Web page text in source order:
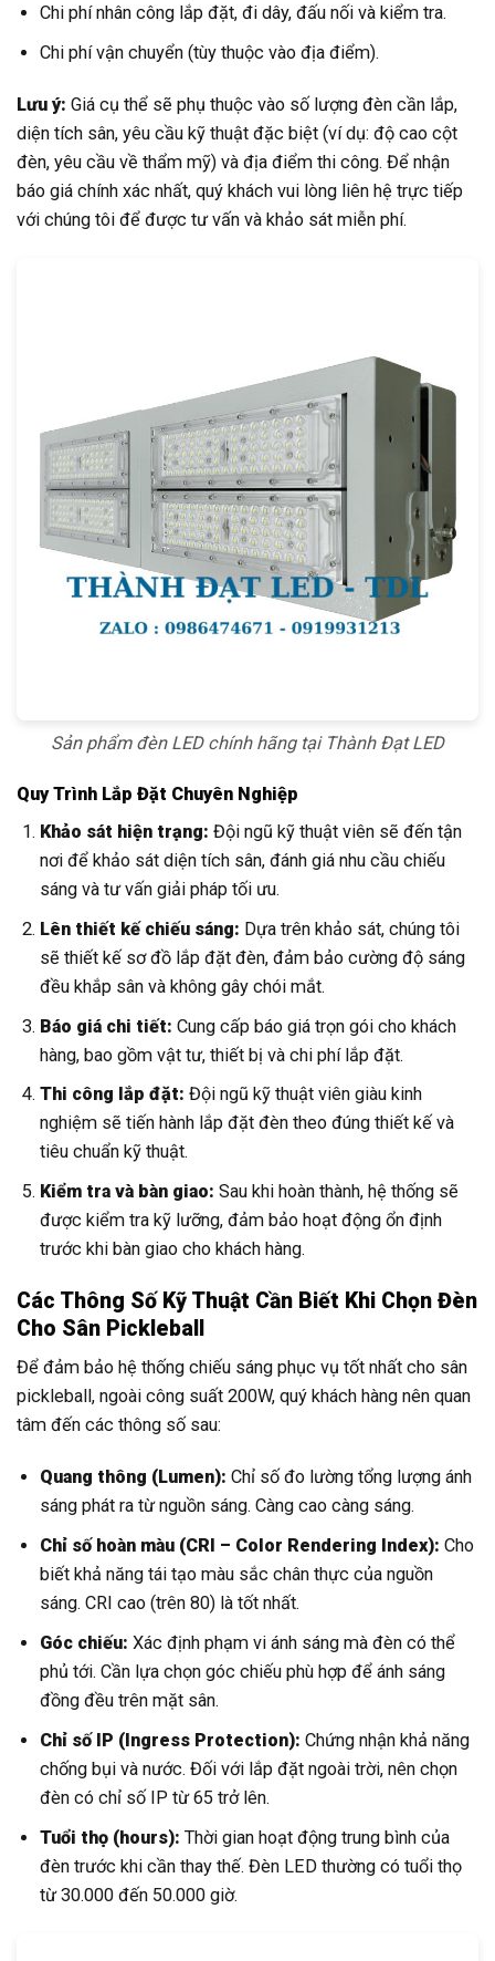
Chi phí nhân công lắp đặt, đi dây, đấu nối và kiểm tra.
Chi phí vận chuyển (tùy thuộc vào địa điểm).
Lưu ý: Giá cụ thể sẽ phụ thuộc vào số lượng đèn cần lắp,
diện tích sân, yêu cầu kỹ thuật đặc biệt (ví dụ: độ cao cột
đèn, yêu cầu về thẩm mỹ) và địa điểm thi công. Để nhận
báo giá chính xác nhất, quý khách vui lòng liên hệ trực tiếp
với chúng tôi để được tư vấn và khảo sát miễn phí.
Sản phẩm đèn LED chính hãng tại Thành Đạt LED
Quy Trình Lắp Đặt Chuyên Nghiệp
Khảo sát hiện trạng: Đội ngũ kỹ thuật viên sẽ đến tận
nơi để khảo sát diện tích sân, đánh giá nhu cầu chiếu
sáng và tư vấn giải pháp tối ưu.
Lên thiết kế chiếu sáng: Dựa trên khảo sát, chúng tôi
sẽ thiết kế sơ đồ lắp đặt đèn, đảm bảo cường độ sáng
đều khắp sân và không gây chói mắt.
Báo giá chi tiết: Cung cấp báo giá trọn gói cho khách
hàng, bao gồm vật tư, thiết bị và chi phí lắp đặt.
Thi công lắp đặt: Đội ngũ kỹ thuật viên giàu kinh
nghiệm sẽ tiến hành lắp đặt đèn theo đúng thiết kế và
tiêu chuẩn kỹ thuật.
Kiểm tra và bàn giao: Sau khi hoàn thành, hệ thống sẽ
được kiểm tra kỹ lưỡng, đảm bảo hoạt động ổn định
trước khi bàn giao cho khách hàng.
Các Thông Số Kỹ Thuật Cần Biết Khi Chọn Đèn
Cho Sân Pickleball
Để đảm bảo hệ thống chiếu sáng phục vụ tốt nhất cho sân
pickleball, ngoài công suất 200W, quý khách hàng nên quan
tâm đến các thông số sau:
Quang thông (Lumen): Chỉ số đo lường tổng lượng ánh
sáng phát ra từ nguồn sáng. Càng cao càng sáng.
Chỉ số hoàn màu (CRI – Color Rendering Index): Cho
biết khả năng tái tạo màu sắc chân thực của nguồn
sáng. CRI cao (trên 80) là tốt nhất.
Góc chiếu: Xác định phạm vi ánh sáng mà đèn có thể
phủ tới. Cần lựa chọn góc chiếu phù hợp để ánh sáng
đồng đều trên mặt sân.
Chỉ số IP (Ingress Protection): Chứng nhận khả năng
chống bụi và nước. Đối với lắp đặt ngoài trời, nên chọn
đèn có chỉ số IP từ 65 trở lên.
Tuổi thọ (hours): Thời gian hoạt động trung bình của
đèn trước khi cần thay thế. Đèn LED thường có tuổi thọ
từ 30.000 đến 50.000 giờ.